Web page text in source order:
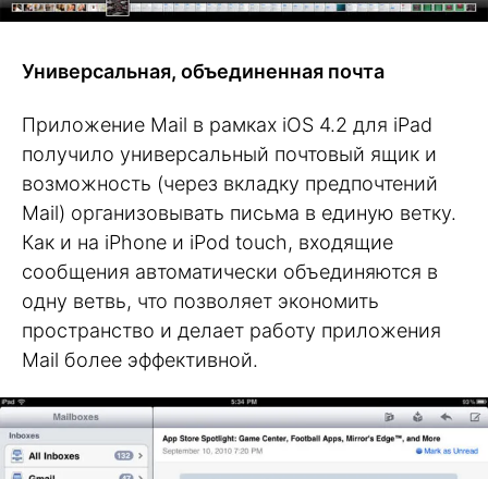
Универсальная, объединенная почта
Приложение Mail в рамках iOS 4.2 для iPad
получило универсальный почтовый ящик и
возможность (через вкладку предпочтений
Mail) организовывать письма в единую ветку.
Как и на iPhone и iPod touch, входящие
сообщения автоматически объединяются в
одну ветвь, что позволяет экономить
пространство и делает работу приложения
Mail более эффективной.